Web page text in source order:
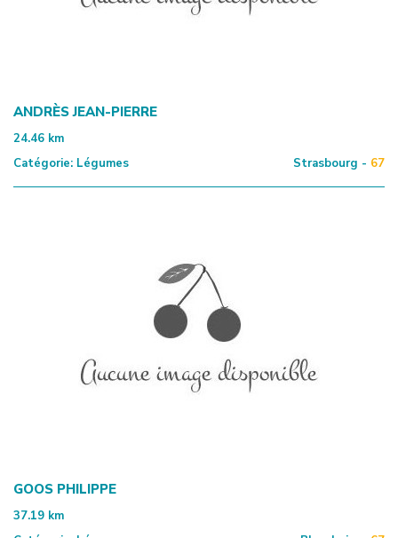
ANDRÈS JEAN-PIERRE
24.46 km
Catégorie: Légumes Strasbourg - 67
GOOS PHILIPPE
37.19 km